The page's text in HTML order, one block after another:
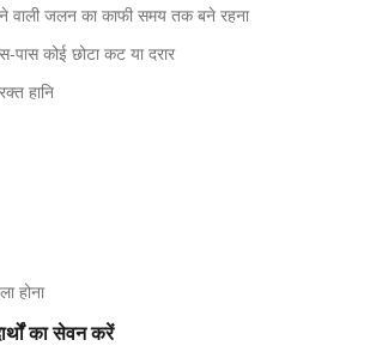
वाली जलन का काफी समय तक बने रहना
पास कोई छोटा कट या दरार
हानि
होना
का सेवन करें